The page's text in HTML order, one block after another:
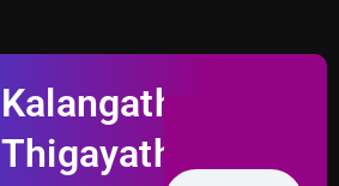
Kalangathae
Thigayathae